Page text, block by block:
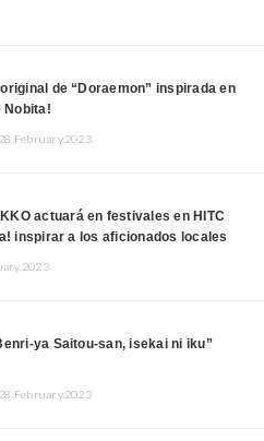
de “Doraemon” inspirada en
Nobita!
28.February.2023
actuará en festivales en HITC
inspirar a los aficionados locales
ya Saitou-san, isekai ni iku”
28.February.2023